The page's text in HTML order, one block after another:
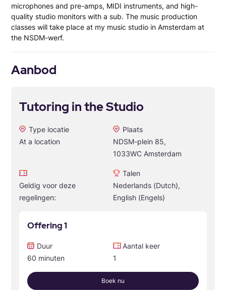
microphones and pre-amps, MIDI instruments, and high-
quality studio monitors with a sub. The music production
classes will take place at my music studio in Amsterdam at
the NSDM-werf.
Aanbod
Tutoring in the Studio
Type locatie
At a location
Plaats
NDSM-plein 85,
1033WC Amsterdam
Geldig voor deze
regelingen:
Talen
Nederlands (Dutch),
English (Engels)
Offering 1
Duur
60 minuten
Aantal keer
1
Boek nu